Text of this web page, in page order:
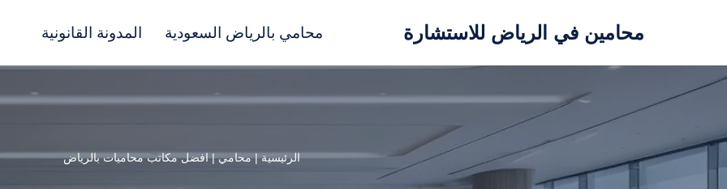
المحتوى
محامين في الرياض للاستشارة محامي بالرياض السعودية المدونة القانونية
الرئيسية|محامي|افضل مكاتب محاميات بالرياض